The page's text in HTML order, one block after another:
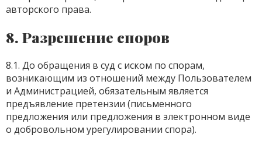
авторского права.
8. Разрешение споров
8.1. До обращения в суд с иском по спорам,
возникающим из отношений между Пользователем
и Администрацией, обязательным является
предъявление претензии (письменного
предложения или предложения в электронном виде
о добровольном урегулировании спора).